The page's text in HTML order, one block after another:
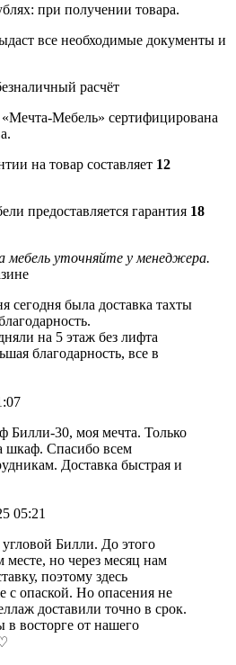
при получении товара.
все необходимые документы и
расчёт
Мебель» сертифицирована
на товар составляет 12
предоставляется гарантия 18
мебель уточняйте у менеджера.
сегодня была доставка тахты
на 5 этаж без лифта
благодарность, все в
Билли-30, моя мечта. Только
шкаф. Спасибо всем
Доставка быстрая и
05:21
угловой Билли. До этого
месте, но через месяц нам
поэтому здесь
с опаской. Но опасения не
доставили точно в срок.
в восторге от нашего